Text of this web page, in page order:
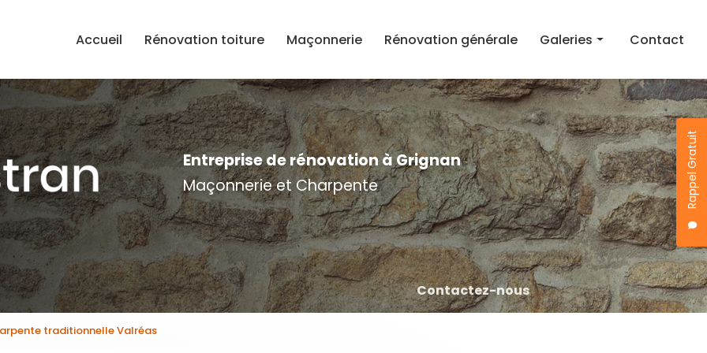
Rappel Gratuit
Accueil
Rénovation toiture Maçonnerie Rénovation générale Galeries
Rénovation toiture
Maçonnerie
Rénovation générale
Contact
Entreprise de rénovation à Grignan
Maçonnerie et Charpente
Contactez-nous
traditionnelle Valréas